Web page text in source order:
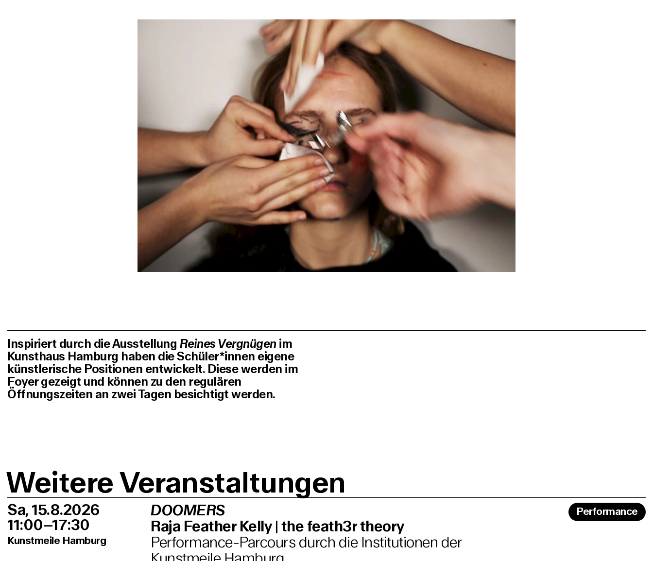
Inspiriert durch die Ausstellung Reines Vergnügenim
Kunsthaus Hamburg haben die Schüler*innen eigene
künstlerische Positionen entwickelt. Diese werden im
Foyer gezeigt und können zu den regulären
Öffnungszeiten an zwei Tagen besichtigt werden.
Weitere Veranstaltungen
Sa, 15.8.2026
11:00–17:30
Kunstmeile Hamburg
DOOMERS
Raja Feather Kelly | the feath3r theory
Performance-Parcours durch die Institutionen der
Performance